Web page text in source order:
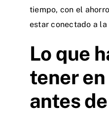
tiempo, con el
estar conectado a la
Lo que
tener
antes